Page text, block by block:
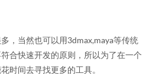
，当然也可以用3dmax,maya等传统
合快速开发的原则，所以为了在一个
时间去寻找更多的工具。